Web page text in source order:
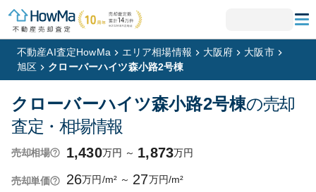
不動産AI査定HowMa エリア相場情報 大阪府
大阪市
旭区
クローバーハイツ森小路2号棟
クローバーハイツ森小路2号棟の売却
査定・相場情報
売却相場 1,430万円 ～ 1,873万円
売却単価 26万円/m² ～ 27万円/m²